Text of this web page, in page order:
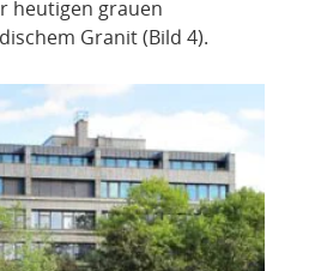
heutigen grauen
Granit (Bild 4).